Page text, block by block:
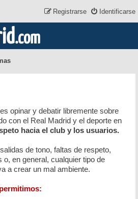
Identificarse
Registrarse
.com
opinar y debatir libremente sobre
con el Real Madrid y el deporte en
hacia el club y los usuarios.
de tono, faltas de respeto,
en general, cualquier tipo de
a crear un mal ambiente.